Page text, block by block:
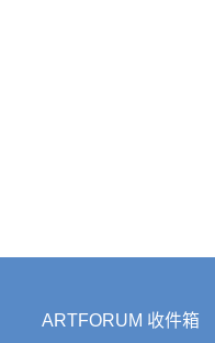
ARTFORUM 收件箱